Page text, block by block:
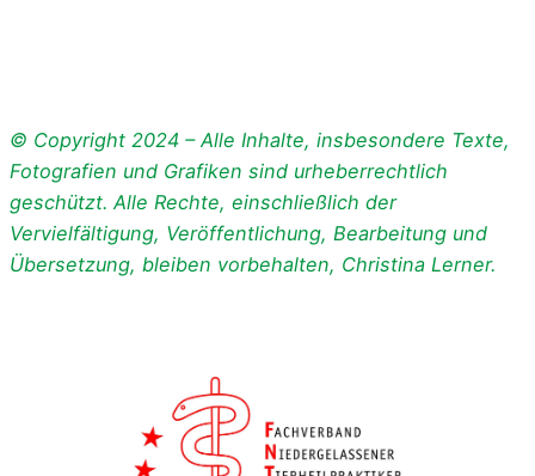
© Copyright 2024 – Alle Inhalte, insbesondere Texte,
Fotografien und Grafiken sind urheberrechtlich
geschützt. Alle Rechte, einschließlich der
Vervielfältigung, Veröffentlichung, Bearbeitung und
Übersetzung, bleiben vorbehalten, Christina Lerner.